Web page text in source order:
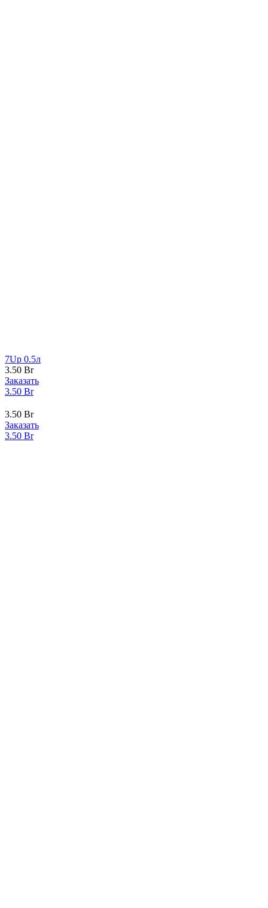
7Up 0.5л
3.50 Br
Заказать
3.50 Br
3.50 Br
Заказать
3.50 Br